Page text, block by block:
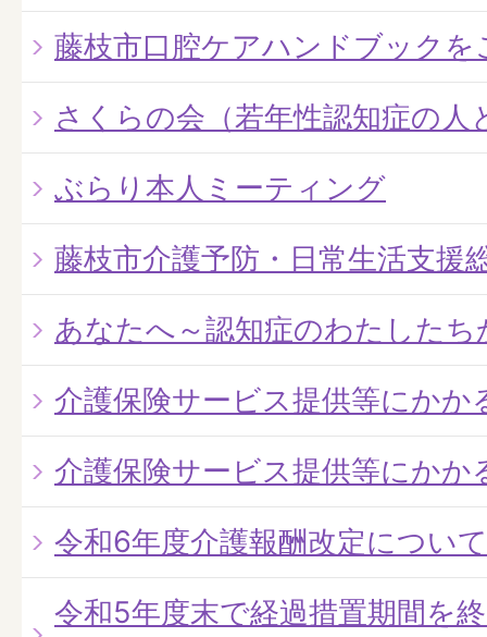
藤枝市口腔ケアハンドブックを
さくらの会（若年性認知症の人
ぶらり本人ミーティング
藤枝市介護予防・日常生活支援
あなたへ～認知症のわたした
介護保険サービス提供等にかか
介護保険サービス提供等にかか
令和6年度介護報酬改定について
令和5年度末で経過措置期間を